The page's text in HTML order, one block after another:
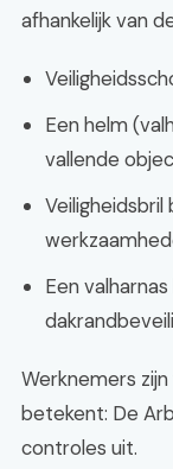
afhankelijk van
Een helm
vallende
Veiligheidsbril
Een
Werknemers
betekent: De
controles uit.